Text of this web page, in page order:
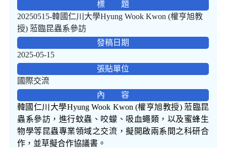
標 題
20250515-韓國仁川大學Hyung Wook Kwon (權亨旭教
授) 蒞臨昆蟲系參訪
發稿日期
2025-05-15
張貼單位
國際交流
內 容
韓國仁川大學Hyung Wook Kwon (權亨旭教授) 蒞臨昆
蟲系參訪，進行蚊蟲、咬蠓、吸血蠅類，以及蜜蜂生
物學等昆蟲專業領域之交流，擬開啟兩系間之科研合
作，並草擬合作協議書。